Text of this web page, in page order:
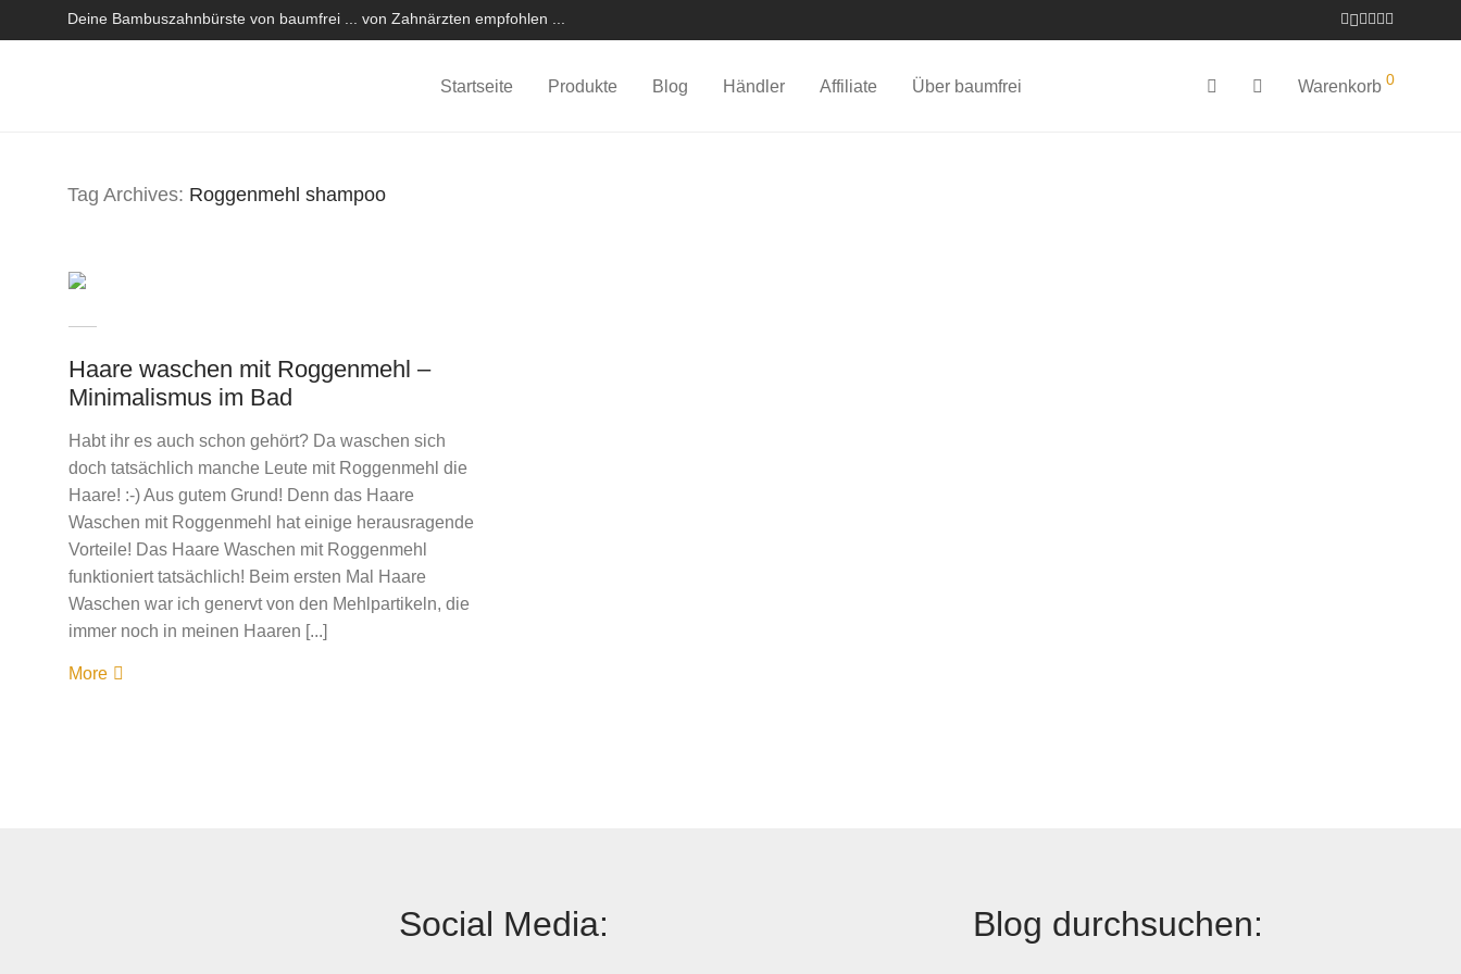
Deine Bambuszahnbürste von baumfrei ... von Zahnärzten empfohlen ...
Startseite Produkte Blog Händler Affiliate Über baumfrei Warenkorb 0
Tag Archives: Roggenmehl shampoo
Haare waschen mit Roggenmehl –
Minimalismus im Bad
Habt ihr es auch schon gehört? Da waschen sich
doch tatsächlich manche Leute mit Roggenmehl die
Haare! :-) Aus gutem Grund! Denn das Haare
Waschen mit Roggenmehl hat einige herausragende
Vorteile! Das Haare Waschen mit Roggenmehl
funktioniert tatsächlich! Beim ersten Mal Haare
Waschen war ich genervt von den Mehlpartikeln, die
immer noch in meinen Haaren [...]
More
Social Media: Blog durchsuchen: